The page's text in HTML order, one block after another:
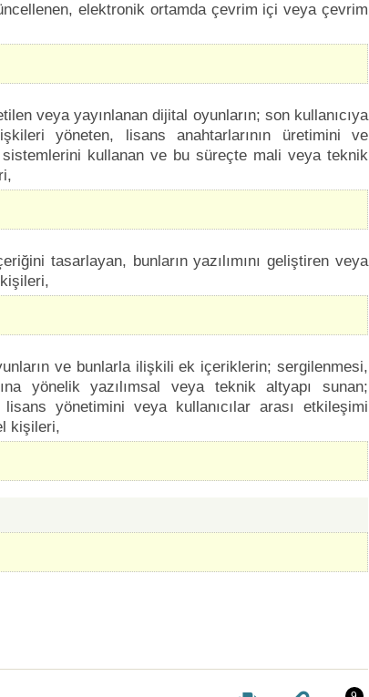
elektronik ortamda çevrim içi veya çevrim
veya yayınlanan dijital oyunların; son kullanıcıya
yöneten, lisans anahtarlarının üretimini ve
kullanan ve bu süreçte mali veya teknik
tasarlayan, bunların yazılımını geliştiren veya
ve bunlarla ilişkili ek içeriklerin; sergilenmesi,
yönelik yazılımsal veya teknik altyapı sunan;
yönetimini veya kullanıcılar arası etkileşimi
kişileri,